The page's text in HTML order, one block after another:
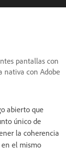
pantallas con
nativa con Adobe
abierto que
único de
la coherencia
el mismo